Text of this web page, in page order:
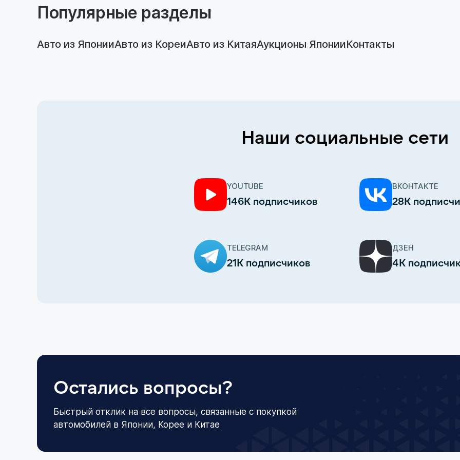
Популярные разделы
Авто из ЯпонииАвто из КореиАвто из КитаяАукционы ЯпонииКонтакты
Наши социальные сети
YOUTUBE
146К подписчиков
ВКОНТАКТЕ
28К
TELEGRAM
21К подписчиков
ДЗЕН
4К
Остались вопросы?
Быстрый отклик на все вопросы, связанные с покупкой
автомобилей в Японии, Корее и Китае